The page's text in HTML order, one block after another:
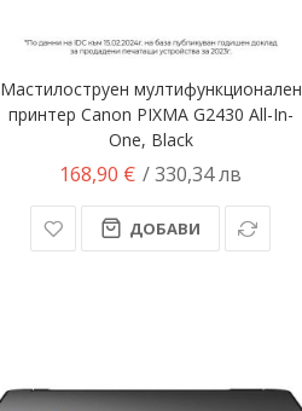
Мастилоструен мултифункционален
принтер Canon PIXMA G2430 All-In-
One, Black
168,90 € / 330,34 лв
ДОБАВИ